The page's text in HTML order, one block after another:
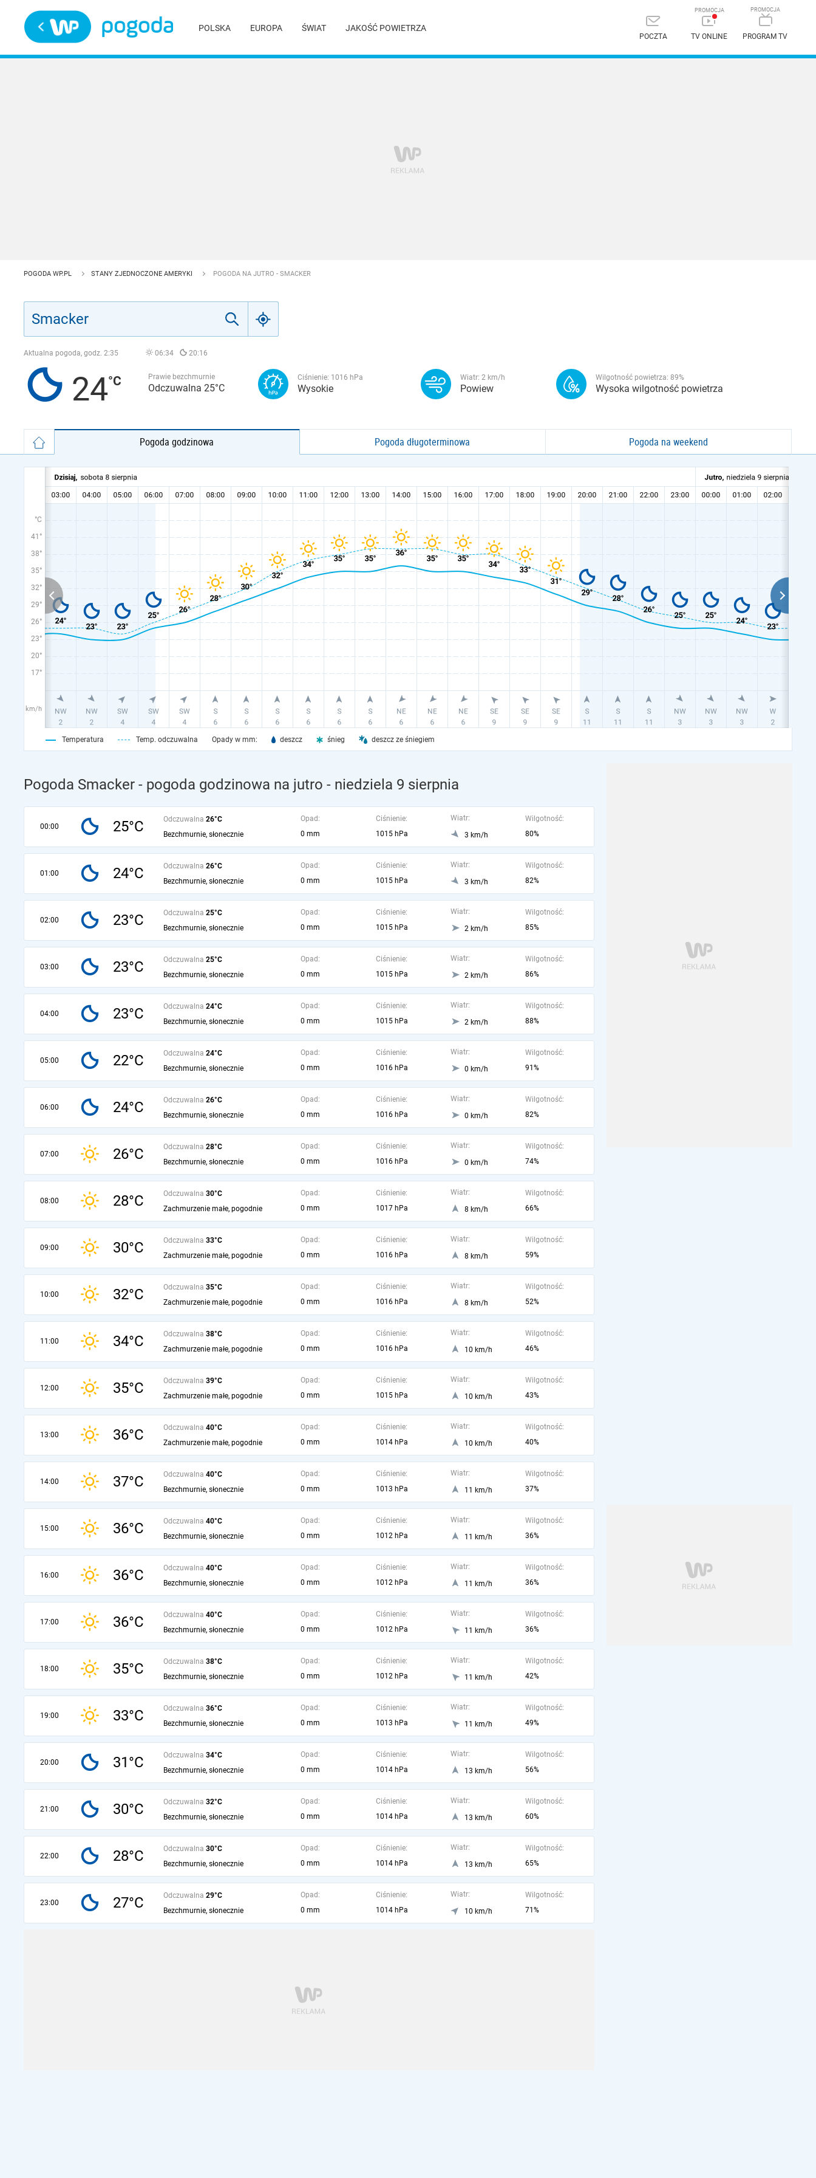
POLSKA EUROPA ŚWIAT JAKOŚĆ POWIETRZA
POCZTA TV ONLINE PROGRAM TV
POGODA WP.PL STANY ZJEDNOCZONE AMERYKI POGODA NA JUTRO - SMACKER
Aktualna pogoda, godz. 2:35 06:34 20:16
24 Prawie bezchmurnie
Odczuwalna 25°C
Ciśnienie: 1016 hPa
Wysokie
Wiatr: 2 km/h
Powiew
Wilgotność powietrza: 89%
Wysoka wilgotność powietrza
Pogoda godzinowa Pogoda długoterminowa Pogoda na weekend
°C
41°
38°
35°
32°
29°
26°
23°
20°
17°
km/h
Temperatura Temp. odczuwalna Opady w mm: deszcz śnieg deszcz ze śniegiem
Pogoda Smacker - pogoda godzinowa na jutro - niedziela 9 sierpnia
00:00 25°C Odczuwalna 26°C
Bezchmurnie, słonecznie
Opad:
0 mm
Ciśnienie:
1015 hPa
Wiatr:
3 km/h
Wilgotność:
80%
01:00 24°C Odczuwalna 26°C
Bezchmurnie, słonecznie
Opad:
0 mm
Ciśnienie:
1015 hPa
Wiatr:
3 km/h
Wilgotność:
82%
02:00 23°C Odczuwalna 25°C
Bezchmurnie, słonecznie
Opad:
0 mm
Ciśnienie:
1015 hPa
Wiatr:
2 km/h
Wilgotność:
85%
03:00 23°C Odczuwalna 25°C
Bezchmurnie, słonecznie
Opad:
0 mm
Ciśnienie:
1015 hPa
Wiatr:
2 km/h
Wilgotność:
86%
04:00 23°C Odczuwalna 24°C
Bezchmurnie, słonecznie
Opad:
0 mm
Ciśnienie:
1015 hPa
Wiatr:
2 km/h
Wilgotność:
88%
05:00 22°C Odczuwalna 24°C
Bezchmurnie, słonecznie
Opad:
0 mm
Ciśnienie:
1016 hPa
Wiatr:
0 km/h
Wilgotność:
91%
06:00 24°C Odczuwalna 26°C
Bezchmurnie, słonecznie
Opad:
0 mm
Ciśnienie:
1016 hPa
Wiatr:
0 km/h
Wilgotność:
82%
07:00 26°C Odczuwalna 28°C
Bezchmurnie, słonecznie
Opad:
0 mm
Ciśnienie:
1016 hPa
Wiatr:
0 km/h
Wilgotność:
74%
08:00 28°C Odczuwalna 30°C
Zachmurzenie małe, pogodnie
Opad:
0 mm
Ciśnienie:
1017 hPa
Wiatr:
8 km/h
Wilgotność:
66%
09:00 30°C Odczuwalna 33°C
Zachmurzenie małe, pogodnie
Opad:
0 mm
Ciśnienie:
1016 hPa
Wiatr:
8 km/h
Wilgotność:
59%
10:00 32°C Odczuwalna 35°C
Zachmurzenie małe, pogodnie
Opad:
0 mm
Ciśnienie:
1016 hPa
Wiatr:
8 km/h
Wilgotność:
52%
11:00 34°C Odczuwalna 38°C
Zachmurzenie małe, pogodnie
Opad:
0 mm
Ciśnienie:
1016 hPa
Wiatr:
10 km/h
Wilgotność:
46%
12:00 35°C Odczuwalna 39°C
Zachmurzenie małe, pogodnie
Opad:
0 mm
Ciśnienie:
1015 hPa
Wiatr:
10 km/h
Wilgotność:
43%
13:00 36°C Odczuwalna 40°C
Zachmurzenie małe, pogodnie
Opad:
0 mm
Ciśnienie:
1014 hPa
Wiatr:
10 km/h
Wilgotność:
40%
14:00 37°C Odczuwalna 40°C
Bezchmurnie, słonecznie
Opad:
0 mm
Ciśnienie:
1013 hPa
Wiatr:
11 km/h
Wilgotność:
37%
15:00 36°C Odczuwalna 40°C
Bezchmurnie, słonecznie
Opad:
0 mm
Ciśnienie:
1012 hPa
Wiatr:
11 km/h
Wilgotność:
36%
16:00 36°C Odczuwalna 40°C
Bezchmurnie, słonecznie
Opad:
0 mm
Ciśnienie:
1012 hPa
Wiatr:
11 km/h
Wilgotność:
36%
17:00 36°C Odczuwalna 40°C
Bezchmurnie, słonecznie
Opad:
0 mm
Ciśnienie:
1012 hPa
Wiatr:
11 km/h
Wilgotność:
36%
18:00 35°C Odczuwalna 38°C
Bezchmurnie, słonecznie
Opad:
0 mm
Ciśnienie:
1012 hPa
Wiatr:
11 km/h
Wilgotność:
42%
19:00 33°C Odczuwalna 36°C
Bezchmurnie, słonecznie
Opad:
0 mm
Ciśnienie:
1013 hPa
Wiatr:
11 km/h
Wilgotność:
49%
20:00 31°C Odczuwalna 34°C
Bezchmurnie, słonecznie
Opad:
0 mm
Ciśnienie:
1014 hPa
Wiatr:
13 km/h
Wilgotność:
56%
21:00 30°C Odczuwalna 32°C
Bezchmurnie, słonecznie
Opad:
0 mm
Ciśnienie:
1014 hPa
Wiatr:
13 km/h
Wilgotność:
60%
22:00 28°C Odczuwalna 30°C
Bezchmurnie, słonecznie
Opad:
0 mm
Ciśnienie:
1014 hPa
Wiatr:
13 km/h
Wilgotność:
65%
23:00 27°C Odczuwalna 29°C
Bezchmurnie, słonecznie
Opad:
0 mm
Ciśnienie:
1014 hPa
Wiatr:
10 km/h
Wilgotność:
71%